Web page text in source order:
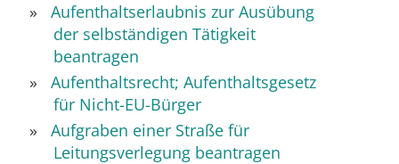
Aufenthaltserlaubnis zur Ausübung
der selbständigen Tätigkeit
beantragen
Aufenthaltsrecht; Aufenthaltsgesetz
für Nicht-EU-Bürger
Aufgraben einer Straße für
Leitungsverlegung beantragen